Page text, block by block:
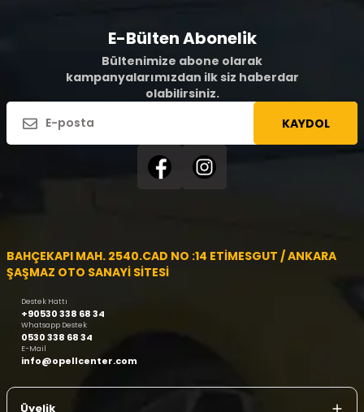
E-Bülten Abonelik
Bültenimize abone olarak
kampanyalarımızdan ilk siz haberdar
olabilirsiniz.
KAYDOL
BAHÇEKAPI MAH. 2540.CAD NO :14 ETİMESGUT / ANKARA
ŞAŞMAZ OTO SANAYİ SİTESİ
Destek Hattı
+90530 338 68 34
Whatsapp Destek
0530 338 68 34
E-Mail
info@opellcenter.com
Üyelik